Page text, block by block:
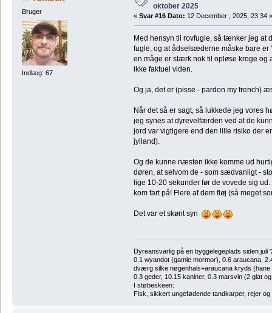
Bruger
Indlæg: 67
oktober 2025
« Svar #16 Dato: 12 December , 2025, 23:34 »
Med hensyn til rovfugle, så tænker jeg at
fugle, og at ådselsæderne måske bare
en måge er stærk nok til opløse kroge og
ikke faktuel viden.
Og ja, det er (pisse - pardon my french)
Når det så er sagt, så lukkede jeg vores
jeg synes at dyrevelfærden ved at de
jord var vigtigere end den lille risiko der
jylland).
Og de kunne næsten ikke komme ud
døren, at selvom de - som sædvanligt -
lige 10-20 sekunder før de vovede sig
kom fart på! Flere af dem fløj (så meget
Det var et skønt syn
Dyreansvarlig på en byggelegeplads siden juli
0.1 wyandot (gamle mormor), 0.6 araucana,
dværg silke nøgenhals+araucana kryds
0.3 geder, 10.15 kaniner, 0.3 marsvin (2 glat
I støbeskeen:
Fisk, sikkert ungefødende tandkarper, rejer